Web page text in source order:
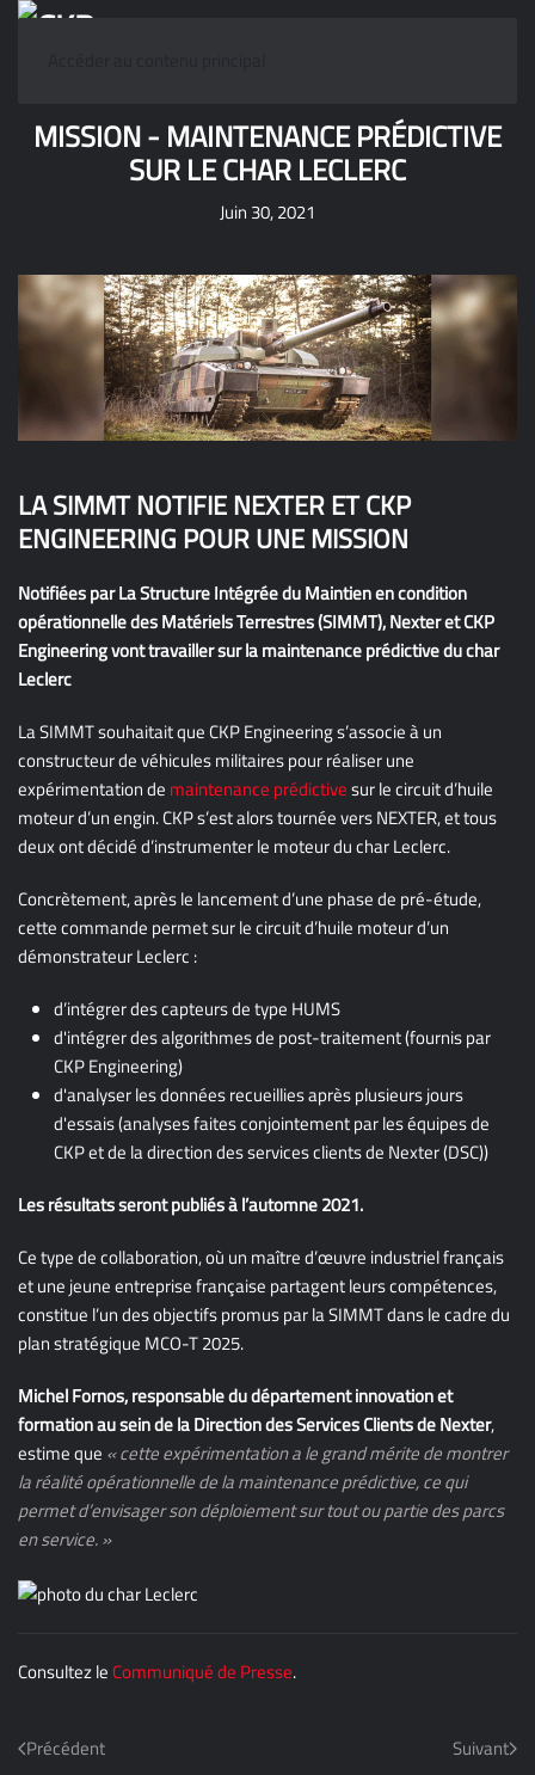
MISSION - MAINTENANCE PRÉDICTIVE
SUR LE CHAR LECLERC
Juin 30, 2021
LA SIMMT NOTIFIE NEXTER ET CKP
ENGINEERING POUR UNE MISSION
Notifiées par La Structure Intégrée du Maintien en condition
opérationnelle des Matériels Terrestres (SIMMT), Nexter et CKP
Engineering vont travailler sur la maintenance prédictive du char
Leclerc
La SIMMT souhaitait que CKP Engineering s’associe à un
constructeur de véhicules militaires pour réaliser une
expérimentation de maintenance prédictivesur le circuit d’huile
moteur d’un engin. CKP s’est alors tournée vers NEXTER, et tous
deux ont décidé d’instrumenter le moteur du char Leclerc.
Concrètement, après le lancement d’une phase de pré-étude,
cette commande permet sur le circuit d’huile moteur d’un
démonstrateur Leclerc :
d’intégrer des capteurs de type HUMS
d'intégrer des algorithmes de post-traitement (fournis par
CKP Engineering)
d'analyser les données recueillies après plusieurs jours
d'essais (analyses faites conjointement par les équipes de
CKP et de la direction des services clients de Nexter (DSC))
Les résultats seront publiés à l’automne 2021.
Ce type de collaboration, où un maître d’œuvre industriel français
et une jeune entreprise française partagent leurs compétences,
constitue l’un des objectifs promus par la SIMMT dans le cadre du
plan stratégique MCO-T 2025.
Michel Fornos, responsable du département innovation et
formation au sein de la Direction des Services Clients de Nexter,
estime que « cette expérimentation a le grand mérite de montrer
la réalité opérationnelle de la maintenance prédictive, ce qui
permet d’envisager son déploiement sur tout ou partie des parcs
en service. »
Consultez le Communiqué de Presse.
Précédent Suivant